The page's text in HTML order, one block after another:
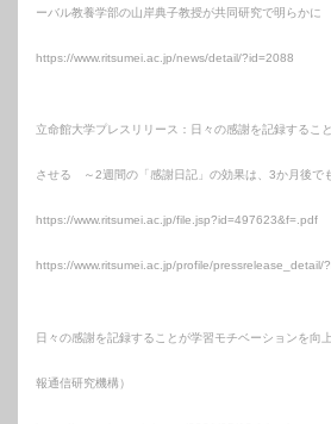
ーバル教養学部の山岸典子教授が共同研究で明らかに
https://www.ritsumei.ac.jp/news/detail/?id=2088
立命館大学プレスリリース：日々の感謝を記録するこ
させる ～2週間の「感謝日記」の効果は、3か月後で
https://www.ritsumei.ac.jp/file.jsp?id=497623&f=.pdf
https://www.ritsumei.ac.jp/profile/pressrelease_detail/
日々の感謝を記録することが学習モチベーションを向
報通信研究機構）